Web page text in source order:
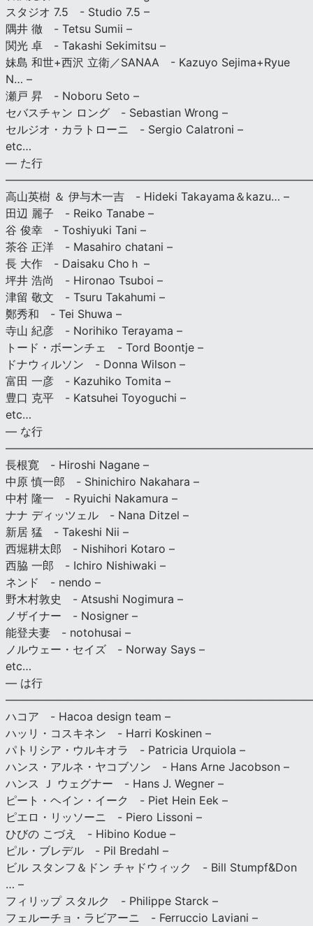
スタジオ 7.5 - Studio 7.5 –
隅井 徹 - Tetsu Sumii –
関光 卓 - Takashi Sekimitsu –
妹島 和世+西沢 立衛／SANAA - Kazuyo Sejima+Ryue
N… –
瀬戸 昇 - Noboru Seto –
セバスチャン ロング - Sebastian Wrong –
セルジオ・カラトローニ - Sergio Calatroni –
etc…
— た行
高山英樹 ＆ 伊与木一吉 - Hideki Takayama＆kazu… –
田辺 麗子 - Reiko Tanabe –
谷 俊幸 - Toshiyuki Tani –
茶谷 正洋 - Masahiro chatani –
長 大作 - Daisaku Choｈ –
坪井 浩尚 - Hironao Tsuboi –
津留 敬文 - Tsuru Takahumi –
鄭秀和 - Tei Shuwa –
寺山 紀彦 - Norihiko Terayama –
トード・ボーンチェ - Tord Boontje –
ドナウィルソン - Donna Wilson –
富田 一彦 - Kazuhiko Tomita –
豊口 克平 - Katsuhei Toyoguchi –
etc…
— な行
長根寛 - Hiroshi Nagane –
中原 慎一郎 - Shinichiro Nakahara –
中村 隆一 - Ryuichi Nakamura –
ナナ ディッツェル - Nana Ditzel –
新居 猛 - Takeshi Nii –
西堀耕太郎 - Nishihori Kotaro –
西脇 一郎 - Ichiro Nishiwaki –
ネンド - nendo –
野木村敦史 - Atsushi Nogimura –
ノザイナー - Nosigner –
能登夫妻 - notohusai –
ノルウェー・セイズ - Norway Says –
etc…
— は行
ハコア - Hacoa design team –
ハッリ・コスキネン - Harri Koskinen –
パトリシア・ウルキオラ - Patricia Urquiola –
ハンス・アルネ・ヤコブソン - Hans Arne Jacobson –
ハンス Ｊ ウェグナー - Hans J. Wegner –
ピート・ヘイン・イーク - Piet Hein Eek –
ピエロ・リッソーニ - Piero Lissoni –
ひびの こづえ - Hibino Kodue –
ピル・ブレデル - Pil Bredahl –
ビル スタンフ＆ドン チャドウィック - Bill Stumpf&Don
… –
フィリップ スタルク - Philippe Starck –
フェルーチョ・ラビアーニ - Ferruccio Laviani –